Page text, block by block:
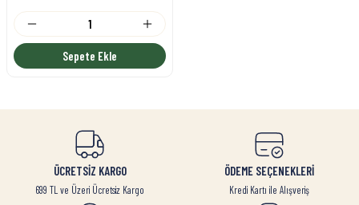
Sepete Ekle
ÜCRETSİZ KARGO
699 TL ve Üzeri Ücretsiz Kargo
ÖDEME SEÇENEKLERİ
Kredi Kartı ile Alışveriş